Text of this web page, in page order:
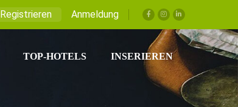
Registrieren Anmeldung
TOP-HOTELS INSERIEREN